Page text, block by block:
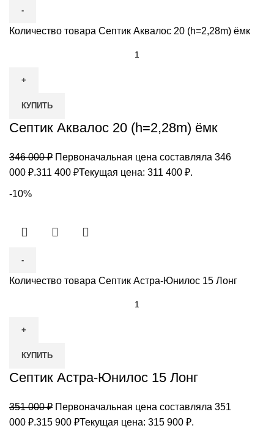
Количество товара Септик Аквалос 20 (h=2,28m) ёмк
КУПИТЬ
Септик Аквалос 20 (h=2,28m) ёмк
346 000₽ Первоначальная цена составляла 346
000 ₽.311 400 ₽Текущая цена: 311 400 ₽.
-10%
Количество товара Септик Астра-Юнилос 15 Лонг
КУПИТЬ
Септик Астра-Юнилос 15 Лонг
351 000₽ Первоначальная цена составляла 351
000 ₽.315 900 ₽Текущая цена: 315 900 ₽.